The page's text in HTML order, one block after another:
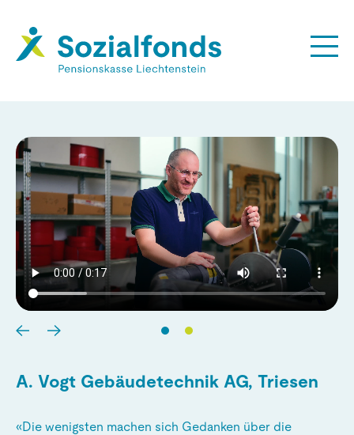
A. Vogt Gebäudetechnik AG, Triesen
«Die wenigsten machen sich Gedanken über die